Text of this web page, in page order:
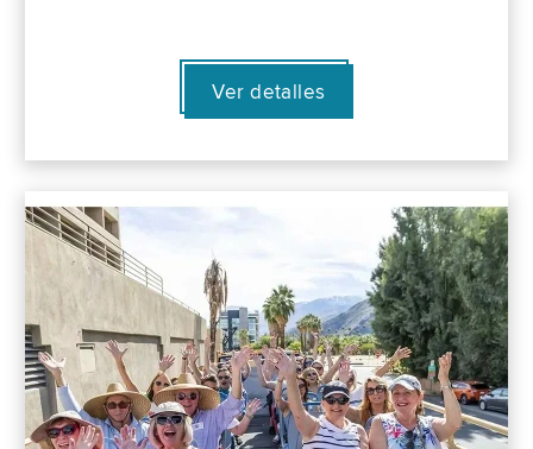
Ver detalles